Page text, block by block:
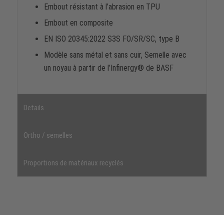
Embout résistant à l’abrasion en TPU
Embout en composite
EN ISO 20345:2022 S3S FO/SR/SC, type B
Modèle sans métal et sans cuir, Semelle avec
un noyau à partir de l’Infinergy® de BASF
Details
Ortho / semelles
Proportions de matériaux recyclés